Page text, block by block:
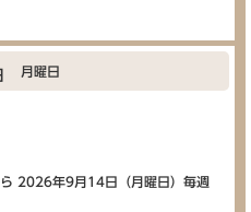
月曜日
2026年9月14日（月曜日）毎週